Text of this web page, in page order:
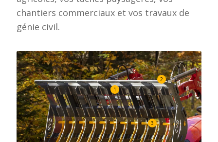
chantiers commerciaux et vos travaux de
génie civil.
1
2
3